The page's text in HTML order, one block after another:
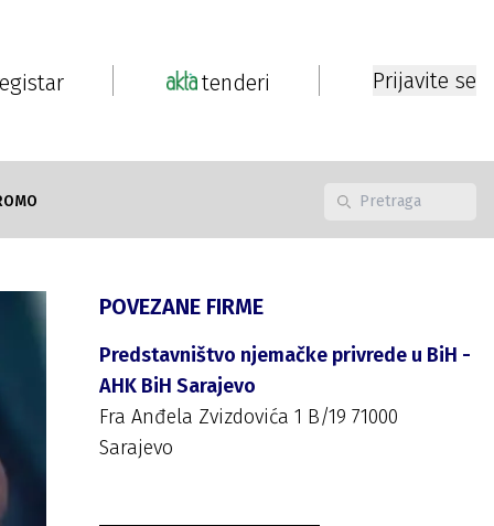
tenderi Prijavite se
POVEZANE FIRME
Predstavništvo njemačke privrede u BiH -
AHK BiH Sarajevo
Fra Anđela Zvizdovića 1 B/19 71000
Sarajevo